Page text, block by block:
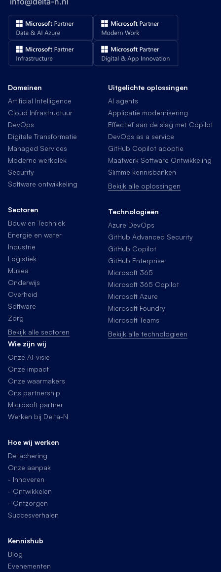
Domeinen
Artificial Intelligence
Cloud Infrastructuur
DevOps
Digitale Transformatie
Managed Services
Moderne werkplek
Security
Software ontwikkeling
Sectoren
Bouw en Techniek
Energie en water
Industrie
Logistiek
Musea
Onderwijs
Overheid
Software
Zorg
Bekijk alle sectoren
Uitgelichte oplossingen
AI agents
Applicatie modernisering
Effectief aan de slag met Copilot
DevOps as a service
GitHub Copilot adoptie
Maatwerk Software Ontwikkeling
Slimme kennisbanken
Bekijk alle oplossingen
Technologieën
Azure DevOps
GitHub Advanced Security
GitHub Copilot
GitHub Enterprise
Microsoft 365
Microsoft 365 Copilot
Microsoft Azure
Microsoft Foundry
Microsoft Teams
Bekijk alle technologieën
Wie zijn wij
Onze AI-visie
Onze impact
Onze waarmakers
Ons partnership
Microsoft partner
Werken bij Delta-N
Hoe wij werken
Detachering
Onze aanpak
- Innoveren
- Ontwikkelen
- Ontzorgen
Succesverhalen
Kennishub
Blog
Evenementen